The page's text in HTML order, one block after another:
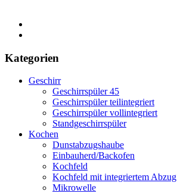
Kategorien
Geschirr
Geschirrspüler 45
Geschirrspüler teilintegriert
Geschirrspüler vollintegriert
Standgeschirrspüler
Kochen
Dunstabzugshaube
Einbauherd/Backofen
Kochfeld
Kochfeld mit integriertem Abzug
Mikrowelle